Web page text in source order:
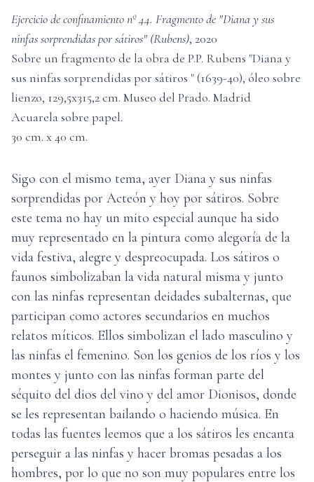
Ejercicio de confinamiento nº 44. Fragmento de "Diana y sus
ninfas sorprendidas por sátiros" (Rubens), 2020
Sobre un fragmento de la obra de P.P. Rubens "Diana y
sus ninfas sorprendidas por sátiros " (1639-40), óleo sobre
lienzo, 129,5x315,2 cm. Museo del Prado. Madrid
Acuarela sobre papel.
30 cm. x40 cm.
Sigo con el mismo tema, ayer Diana y sus ninfas
sorprendidas por Acteón y hoy por sátiros. Sobre
este tema no hay un mito especial aunque ha sido
muy representado en la pintura como alegoría de la
vida festiva, alegre y despreocupada. Los sátiros o
faunos simbolizaban la vida natural misma y junto
con las ninfas representan deidades subalternas, que
participan como actores secundarios en muchos
relatos míticos. Ellos simbolizan el lado masculino y
las ninfas el femenino. Son los genios de los ríos y los
montes y junto con las ninfas forman parte del
séquito del dios del vino y del amor Dionisos, donde
se les representan bailando o haciendo música. En
todas las fuentes leemos que a los sátiros les encanta
perseguir a las ninfas y hacer bromas pesadas a los
hombres, por lo que no son muy populares entre los